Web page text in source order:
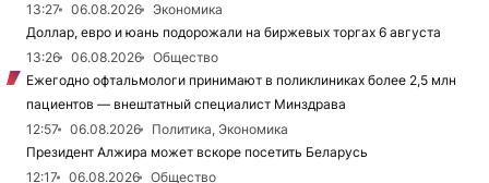
13:27
06.08.2026
Экономика
Доллар, евро и юань подорожали на биржевых торгах 6 августа
13:26
06.08.2026
Общество
Ежегодно офтальмологи принимают в поликлиниках более 2,5 млн
пациентов — внештатный специалист Минздрава
12:57
06.08.2026
Политика, Экономика
Президент Алжира может вскоре посетить Беларусь
12:17
06.08.2026
Общество